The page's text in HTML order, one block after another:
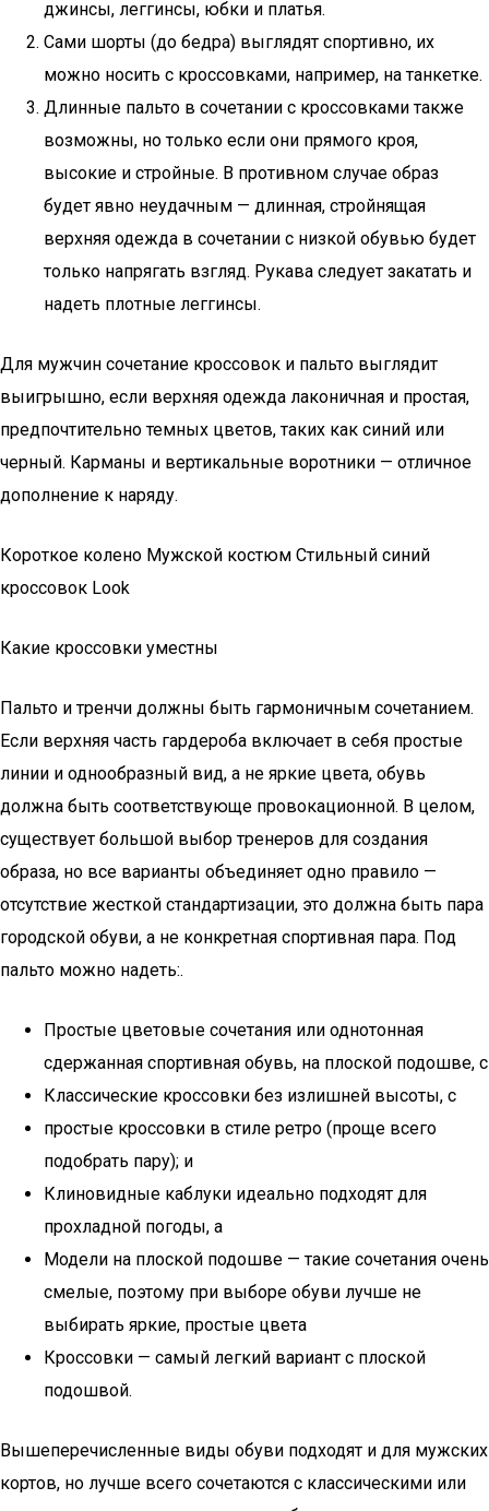
джинсы, леггинсы, юбки и платья.
Сами шорты (до бедра) выглядят спортивно, их
можно носить с кроссовками, например, на танкетке.
Длинные пальто в сочетании с кроссовками также
возможны, но только если они прямого кроя,
высокие и стройные. В противном случае образ
будет явно неудачным — длинная, стройнящая
верхняя одежда в сочетании с низкой обувью будет
только напрягать взгляд. Рукава следует закатать и
надеть плотные леггинсы.
Для мужчин сочетание кроссовок и пальто выглядит
выигрышно, если верхняя одежда лаконичная и простая,
предпочтительно темных цветов, таких как синий или
черный. Карманы и вертикальные воротники — отличное
дополнение к наряду.
Короткое колено Мужской костюм Стильный синий
кроссовок Look
Какие кроссовки уместны
Пальто и тренчи должны быть гармоничным сочетанием.
Если верхняя часть гардероба включает в себя простые
линии и однообразный вид, а не яркие цвета, обувь
должна быть соответствующе провокационной. В целом,
существует большой выбор тренеров для создания
образа, но все варианты объединяет одно правило —
отсутствие жесткой стандартизации, это должна быть пара
городской обуви, а не конкретная спортивная пара. Под
пальто можно надеть:.
Простые цветовые сочетания или однотонная
сдержанная спортивная обувь, на плоской подошве, с
Классические кроссовки без излишней высоты, с
простые кроссовки в стиле ретро (проще всего
подобрать пару); и
Клиновидные каблуки идеально подходят для
прохладной погоды, а
Модели на плоской подошве — такие сочетания очень
смелые, поэтому при выборе обуви лучше не
выбирать яркие, простые цвета
Кроссовки — самый легкий вариант с плоской
подошвой.
Вышеперечисленные виды обуви подходят и для мужских
кортов, но лучше всего сочетаются с классическими или